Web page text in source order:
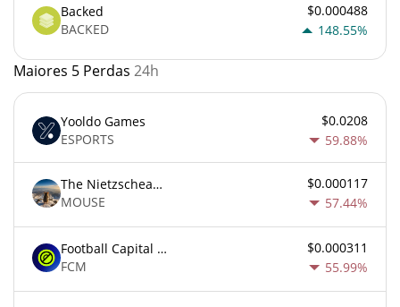
Backed
BACKED
$0.000488
148.55%
Maiores 5 Perdas 24h
Yooldo Games
ESPORTS
$0.0208
59.88%
The Nietzschean Mouse
MOUSE
$0.000117
57.44%
Football Capital Markets
FCM
$0.000311
55.99%